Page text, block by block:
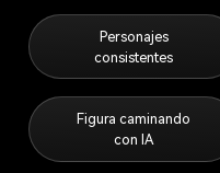
Personajes
consistentes
Figura caminando
con IA